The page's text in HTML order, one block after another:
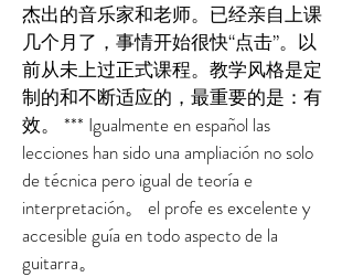
杰出的音乐家和老师。已经亲自上课
几个月了，事情开始很快“点击”。以
前从未上过正式课程。教学风格是定
制的和不断适应的，最重要的是：有
效。 *** Igualmente en español las
lecciones han sido una ampliación no solo
de técnica pero igual de teoría e
interpretación。 el profe es excelente y
accesible guía en todo aspecto de la
guitarra。